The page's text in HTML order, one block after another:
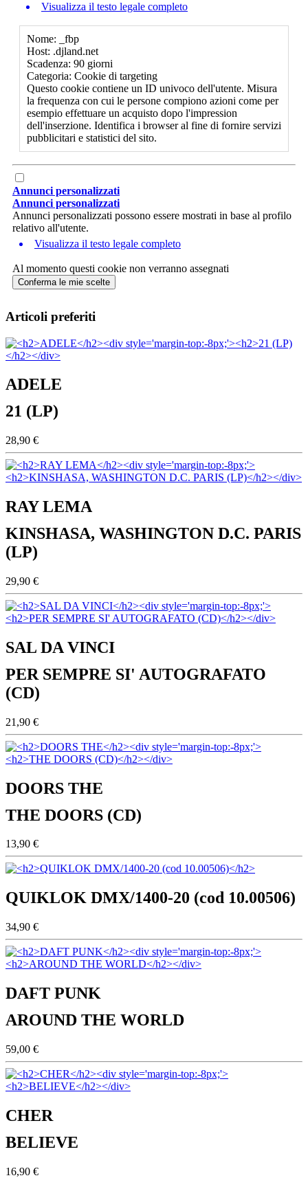
Visualizza il testo legale completo
Nome: _fbp
Host: .djland.net
Scadenza: 90 giorni
Categoria: Cookie di targeting
Questo cookie contiene un ID univoco dell'utente. Misura
la frequenza con cui le persone compiono azioni come per
esempio effettuare un acquisto dopo l'impression
dell'inserzione. Identifica i browser al fine di fornire servizi
pubblicitari e statistici del sito.
Annunci personalizzati
Annunci personalizzati
Annunci personalizzati possono essere mostrati in base al profilo
relativo all'utente.
Visualizza il testo legale completo
Al momento questi cookie non verranno assegnati
Conferma le mie scelte
Articoli preferiti
ADELE
21 (LP)
28,90 €
RAY LEMA
KINSHASA, WASHINGTON D.C. PARIS
(LP)
29,90 €
SAL DA VINCI
PER SEMPRE SI' AUTOGRAFATO
(CD)
21,90 €
DOORS THE
THE DOORS (CD)
13,90 €
QUIKLOK DMX/1400-20 (cod 10.00506)
34,90 €
DAFT PUNK
AROUND THE WORLD
59,00 €
CHER
BELIEVE
16,90 €